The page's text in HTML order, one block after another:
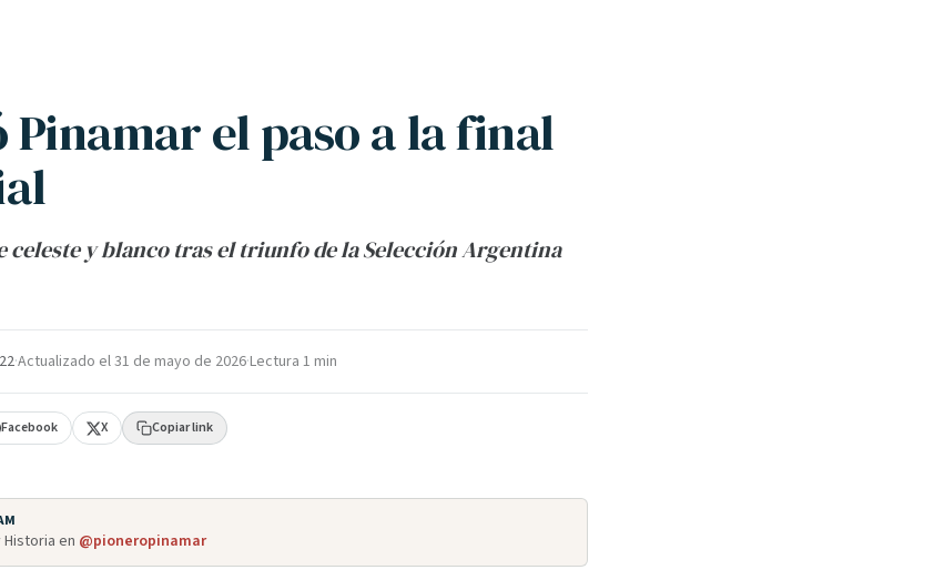
Pinamar el paso a la final
celeste y blanco tras el triunfo de la Selección Argentina
·Actualizado el31 de mayo de 2026·Lectura 1 min
Facebook X Copiar link
en @pioneropinamar